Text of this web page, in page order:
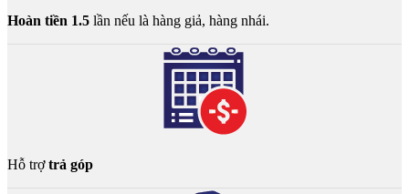
Hoàn tiền 1.5 lần nếu là hàng giả, hàng nhái.
Hỗ trợtrả góp